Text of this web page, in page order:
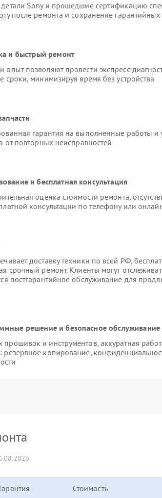
Sony и прошедшие сертификацию
после ремонта и сохранение гарантийных
и быстрый ремонт
позволяют провести экспресс-
сроки, минимизируя время без устройства
гарантия на выполненные работы и
от повторных неисправностей
и бесплатная консультация
оценка стоимости ремонта,
консультации по телефону или
доставку техники по всей РФ,
срочный ремонт. Клиенты могут
постгарантийное обслуживание для
решение и безопасное
и инструментов, аккуратная
копирование,
Гарантия Стоимость